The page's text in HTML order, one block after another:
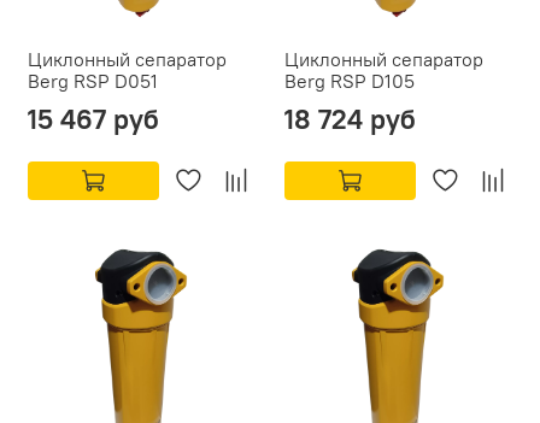
Циклонный сепаратор
Berg RSP D051
15 467 руб
Циклонный сепаратор
Berg RSP D105
18 724 руб